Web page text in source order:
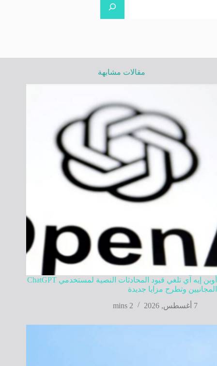
مقالات مشابهة
أوبن إيه آي تلغي قيود المحادثات النصية لمستخدمي ChatGPT
المجانيين وتطرح مزايا جديدة
7 أغسطس, 2026
2 mins